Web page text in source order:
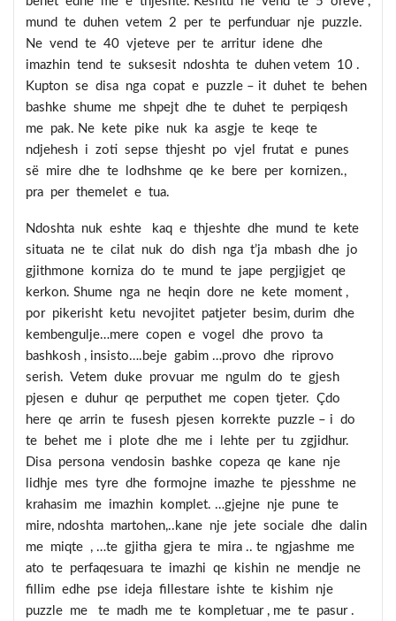
mund te duhen vetem 2 per te perfunduar nje puzzle.
Ne vend te 40 vjeteve per te arritur idene dhe
imazhin tend te suksesit ndoshta te duhen vetem 10 .
Kupton se disa nga copat e puzzle – it duhet te behen
bashke shume me shpejt dhe te duhet te perpiqesh
me pak. Ne kete pike nuk ka asgje te keqe te
ndjehesh i zoti sepse thjesht po vjel frutat e punes
së mire dhe te lodhshme qe ke bere per kornizen.,
pra per themelet e tua.
Ndoshta nuk eshte kaq e thjeshte dhe mund te kete
situata ne te cilat nuk do dish nga t’ja mbash dhe jo
gjithmone korniza do te mund te jape pergjigjet qe
kerkon. Shume nga ne heqin dore ne kete moment ,
por pikerisht ketu nevojitet patjeter besim, durim dhe
kembengulje…mere copen e vogel dhe provo ta
bashkosh , insisto….beje gabim …provo dhe riprovo
serish. Vetem duke provuar me ngulm do te gjesh
pjesen e duhur qe perputhet me copen tjeter. Çdo
here qe arrin te fusesh pjesen korrekte puzzle – i do
te behet me i plote dhe me i lehte per tu zgjidhur.
Disa persona vendosin bashke copeza qe kane nje
lidhje mes tyre dhe formojne imazhe te pjesshme ne
krahasim me imazhin komplet. …gjejne nje pune te
mire, ndoshta martohen,..kane nje jete sociale dhe dalin
me miqte , …te gjitha gjera te mira .. te ngjashme me
ato te perfaqesuara te imazhi qe kishin ne mendje ne
fillim edhe pse ideja fillestare ishte te kishim nje
puzzle me te madh me te kompletuar , me te pasur .